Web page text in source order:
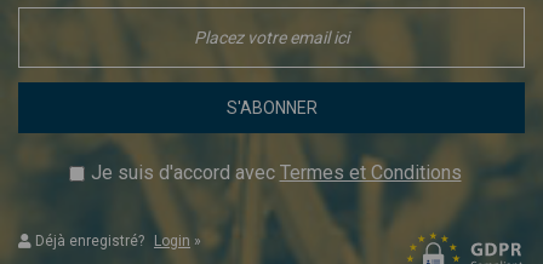
S'ABONNER
Je suis d'accord avec Termes et Conditions
Déjà enregistré? Login »